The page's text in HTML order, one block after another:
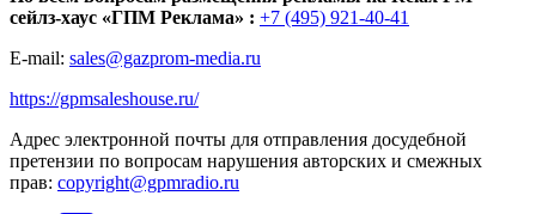
сейлз-хаус «ГПМ Реклама» : +7 (495) 921-40-41
E-mail: sales@gazprom-media.ru
https://gpmsaleshouse.ru/
Адрес электронной почты для отправления досудебной
претензии по вопросам нарушения авторских и смежных
прав: copyright@gpmradio.ru